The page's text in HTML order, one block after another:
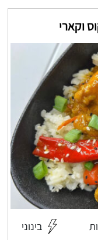
וקארי
בינוני